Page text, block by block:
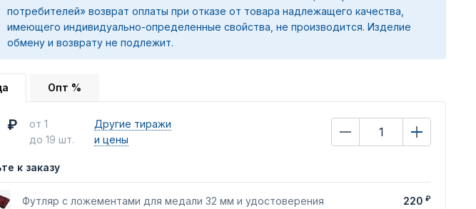
потребителей» возврат оплаты при отказе от товара надлежащего качества,
имеющего индивидуально-определенные свойства, не производится. Изделие
обмену и возврату не подлежит.
Опт %
₽
от 1
до 19 шт.
Другие тиражи
и цены
к заказу
Футляр с ложементами для медали 32 мм и удостоверения 220 ₽